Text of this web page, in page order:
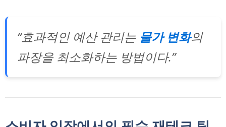
“효과적인 예산 관리는 물가 변화의
파장을 최소화하는 방법이다.”